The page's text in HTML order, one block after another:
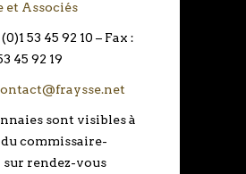
et Associés
53 45 92 10 – Fax :
45 92 19
sont visibles à
du commissaire-
rendez-vous